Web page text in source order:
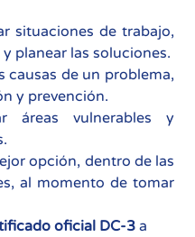
situaciones de trabajo,
planear las soluciones.
causas de un problema,
y prevención.
áreas vulnerables y
opción, dentro de las
al momento de tomar
oficial DC-3a